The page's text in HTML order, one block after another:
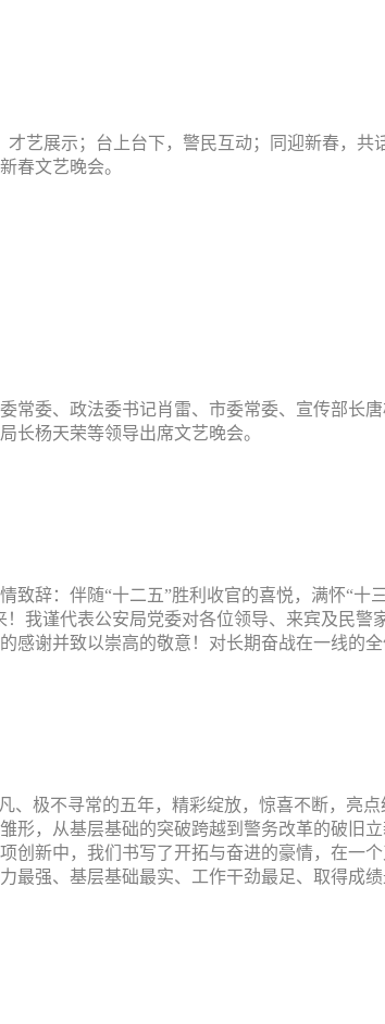
艺展示；台上台下，警民互动；同迎新春，共
春文艺晚会。
常委、政法委书记肖雷、市委常委、宣传部长
长杨天荣等领导出席文艺晚会。
致辞：伴随“十二五”胜利收官的喜悦，满怀“
！我谨代表公安局党委对各位领导、来宾及民
感谢并致以崇高的敬意！对长期奋战在一线的
、极不寻常的五年，精彩绽放，惊喜不断，亮
形，从基层基础的突破跨越到警务改革的破旧
创新中，我们书写了开拓与奋进的豪情，在一
最强、基层基础最实、工作干劲最足、取得成